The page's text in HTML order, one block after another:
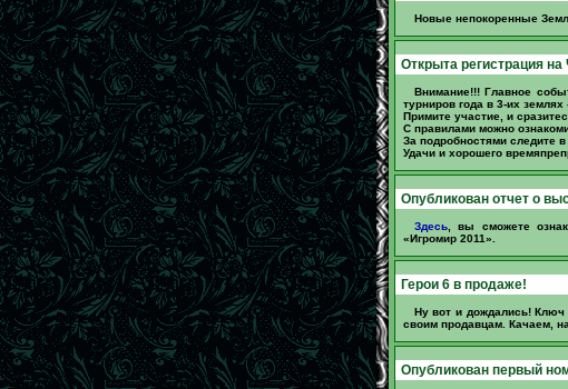
Новые непокоренные
Открыта регистрация
Внимание!!! Главное
турниров года в 3-их землях
Примите участие, и
С правилами можно
За подробностями следите
Удачи и хорошего
Опубликован отчет о
Здесь, вы сможете
«Игромир 2011».
Герои 6 в продаже!
Ну вот и дождались!
своим продавцам. Качаем,
Опубликован первый